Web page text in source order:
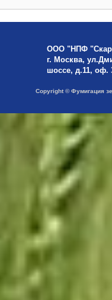
ООО "НПФ
г. Москва,
шоссе, д.11, оф.
Copyright © Фумигация